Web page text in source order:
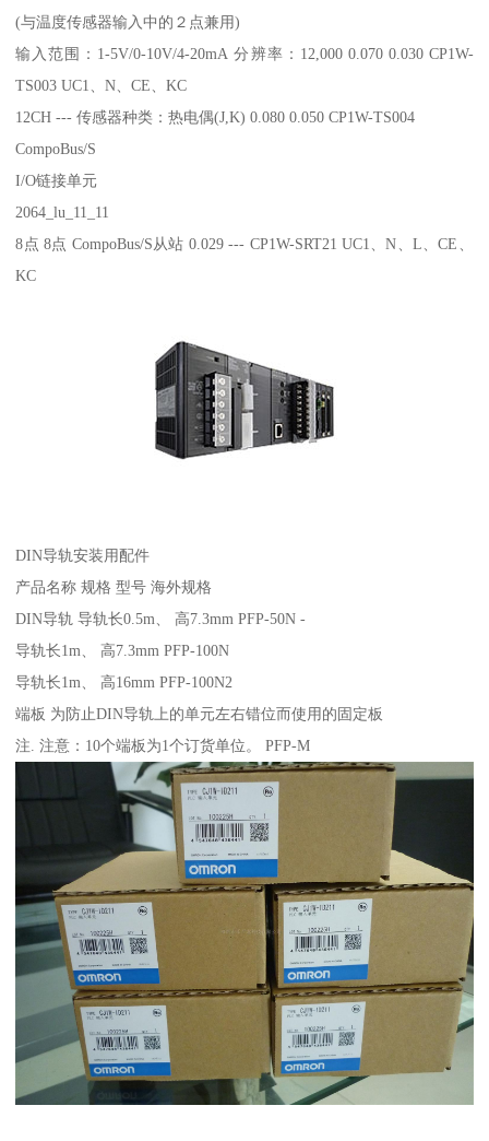
(与温度传感器输入中的２点兼用)
输入范围：1-5V/0-10V/4-20mA 分辨率：12,000 0.070 0.030 CP1W-
TS003 UC1、N、CE、KC
12CH --- 传感器种类：热电偶(J,K) 0.080 0.050 CP1W-TS004
CompoBus/S
I/O链接单元
2064_lu_11_11
8点 8点 CompoBus/S从站 0.029 --- CP1W-SRT21 UC1、N、L、CE、
KC
DIN导轨安装用配件
产品名称 规格 型号 海外规格
DIN导轨 导轨长0.5m、 高7.3mm PFP-50N -
导轨长1m、 高7.3mm PFP-100N
导轨长1m、 高16mm PFP-100N2
端板 为防止DIN导轨上的单元左右错位而使用的固定板
注. 注意：10个端板为1个订货单位。 PFP-M